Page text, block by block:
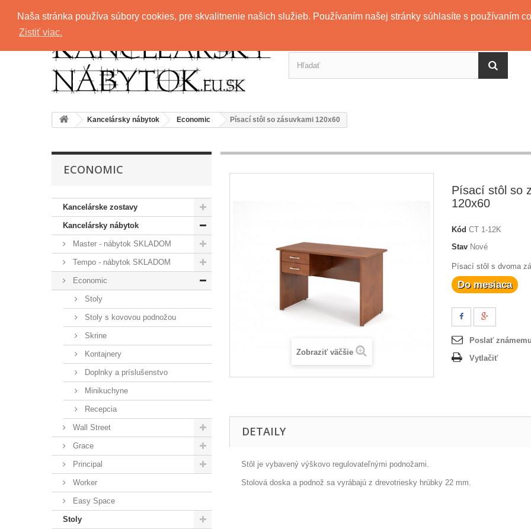
Naša stránka používa súbory cookies, pre skvalitnenie našich služieb. Používaním našej stránky súhlasíte s používaním
Zistiť viac.
Zavolajte nám:+421 911 707 115
Kancelársky nábytok Economic Písací stôl so zásuvkami 120x60
ECONOMIC
Kancelárske zostavy
Kancelársky nábytok
Master - nábytok SKLADOM
Tempo - nábytok SKLADOM
Economic
Stoly
Stoly s kovovou podnožou
Skrine
Kontajnery
Doplnky a príslušenstvo
Minikuchyne
Recepcia
Wall Street
Grace
Principal
Worker
Easy Space
Stoly
Zobraziť väčšie
Písací stôl so
120x60
Kód CT 1-12K
Stav Nové
Písací stôl s dvoma
Do mesiaca
Poslať známemu
Vytlačiť
DETAILY
Stô je vybavený výškovo regulovateľnými podnožami.
Stolová doska a podnož sa vyrábajú z drevotriesky hrúbky 22 mm.